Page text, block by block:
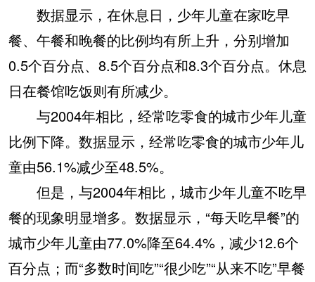
数据显示，在休息日，少年儿童在家吃早
餐、午餐和晚餐的比例均有所上升，分别增加
0.5个百分点、8.5个百分点和8.3个百分点。休息
日在餐馆吃饭则有所减少。
与2004年相比，经常吃零食的城市少年儿童
比例下降。数据显示，经常吃零食的城市少年儿
童由56.1%减少至48.5%。
但是，与2004年相比，城市少年儿童不吃早
餐的现象明显增多。数据显示，“每天吃早餐”的
城市少年儿童由77.0%降至64.4%，减少12.6个
百分点；而“多数时间吃”“很少吃”“从来不吃”早餐